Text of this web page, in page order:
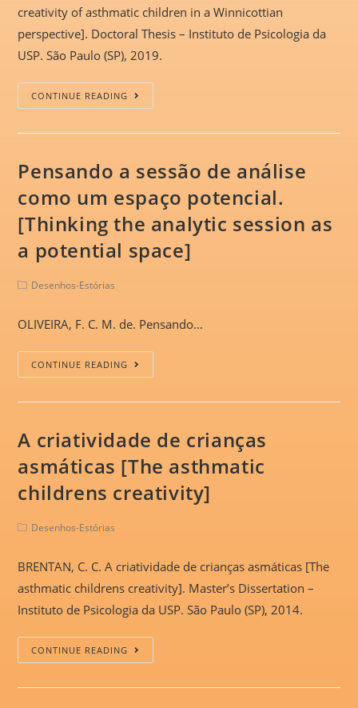
creativity of asthmatic children in a Winnicottian
perspective]. Doctoral Thesis – Instituto de Psicologia da
USP. São Paulo (SP), 2019.
CONTINUE READING
Pensando a sessão de análise
como um espaço potencial.
[Thinking the analytic session as
a potential space]
Desenhos-Estórias
OLIVEIRA, F. C. M. de. Pensando…
CONTINUE READING
A criatividade de crianças
asmáticas [The asthmatic
childrens creativity]
Desenhos-Estórias
BRENTAN, C. C. A criatividade de crianças asmáticas [The
asthmatic childrens creativity]. Master’s Dissertation –
Instituto de Psicologia da USP. São Paulo (SP), 2014.
CONTINUE READING